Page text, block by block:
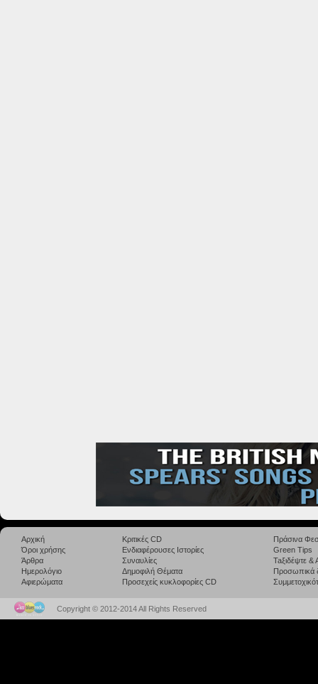
Αρχική
Όροι χρήσης
Άρθρα
Ημερολόγιο
Αφιερώματα
Κριτικές CD
Ενδιαφέρουσες Ιστορίες
Συναυλίες
Δημοφιλή Θέματα
Προσεχείς κυκλοφορίες CD
Πράσινα
Green Tips
Taξιδέψτε
Προσωπικά
Copyright © 2012-2014 All Rights Reserved